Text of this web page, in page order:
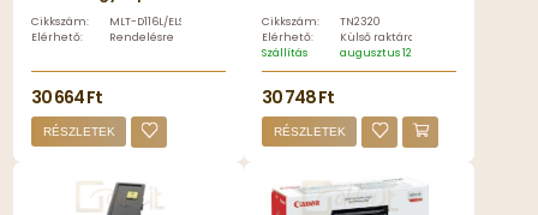
Cikkszám:
MLT-D116L/ELS
Elérhető:
Rendelésre
30 664 Ft
RÉSZLETEK
Cikkszám:
TN2320
Elérhető:
Külső raktáron
Szállítás
augusztus 12, szerda
30 748 Ft
RÉSZLETEK